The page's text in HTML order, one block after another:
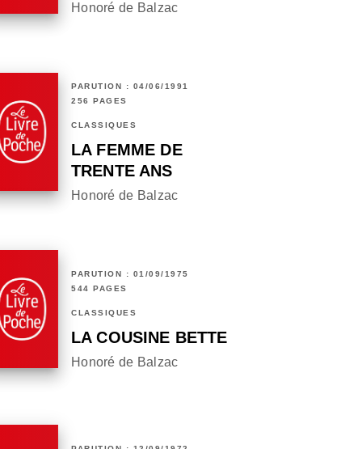
Honoré de Balzac
PARUTION : 04/06/1991
256 PAGES
CLASSIQUES
LA FEMME DE
TRENTE ANS
Honoré de Balzac
PARUTION : 01/09/1975
544 PAGES
CLASSIQUES
LA COUSINE BETTE
Honoré de Balzac